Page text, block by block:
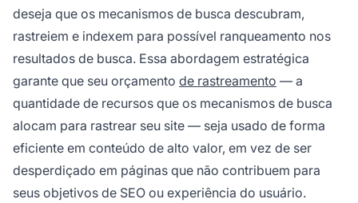
deseja que os mecanismos de busca descubram,
rastreiem e indexem para possível ranqueamento nos
resultados de busca. Essa abordagem estratégica
garante que seu orçamento de rastreamento — a
quantidade de recursos que os mecanismos de busca
alocam para rastrear seu site — seja usado de forma
eficiente em conteúdo de alto valor, em vez de ser
desperdiçado em páginas que não contribuem para
seus objetivos de SEO ou experiência do usuário.